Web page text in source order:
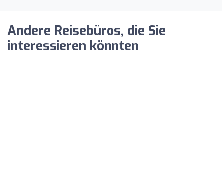
Andere Reisebüros, die Sie
interessieren könnten